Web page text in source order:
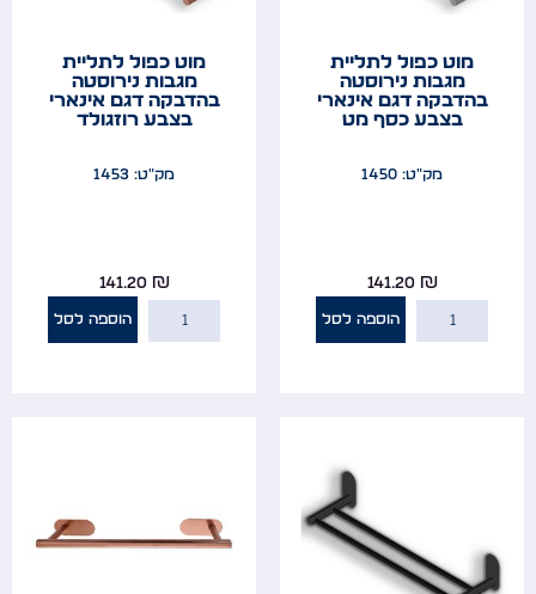
מוט כפול לתליית
מגבות נירוסטה
בהדבקה דגם אינארי
בצבע כסף מט
מק"ט: 1450
141.20₪
הוספה לסל
מוט כפול לתליית
מגבות נירוסטה
בהדבקה דגם אינארי
בצבע רוזגולד
מק"ט: 1453
141.20₪
הוספה לסל